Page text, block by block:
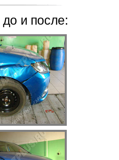
до и после: